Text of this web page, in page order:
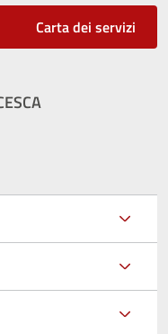
Carta dei servizi